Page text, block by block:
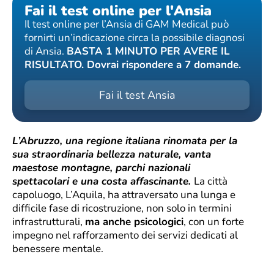
L’Abruzzo, una regione italiana rinomata per la
sua straordinaria bellezza naturale, vanta
maestose montagne, parchi nazionali
spettacolari e una costa affascinante. La città
capoluogo, L’Aquila, ha attraversato una lunga e
difficile fase di ricostruzione, non solo in termini
infrastrutturali, ma anche psicologici, con un forte
impegno nel rafforzamento dei servizi dedicati al
benessere mentale.
Fai il test online per l'Ansia
Il test online per l’Ansia di GAM Medical può
fornirti un’indicazione circa la possibile diagnosi
di Ansia. BASTA 1 MINUTO PER AVERE IL
RISULTATO. Dovrai rispondere a 7 domande.
Fai il test Ansia